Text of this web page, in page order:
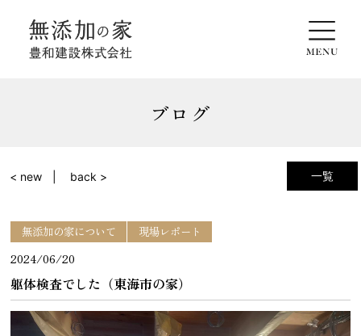
ブログ
一覧
< new back >
無添加の家について
現場レポート
2024/06/20
躯体検査でした（東海市の家）